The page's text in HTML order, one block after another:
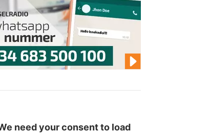
need your consent to load